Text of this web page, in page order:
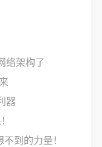
络架构了
器
到的力量！